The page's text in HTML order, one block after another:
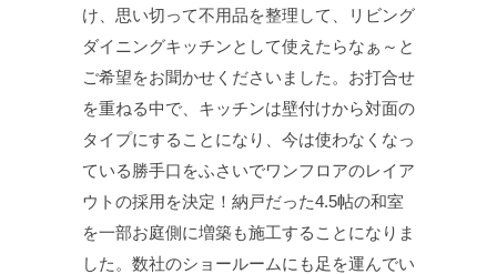
け、思い切って不用品を整理して、リビング
ダイニングキッチンとして使えたらなぁ～と
ご希望をお聞かせくださいました。お打合せ
を重ねる中で、キッチンは壁付けから対面の
タイプにすることになり、今は使わなくなっ
ている勝手口をふさいでワンフロアのレイア
ウトの採用を決定！納戸だった4.5帖の和室
を一部お庭側に増築も施工することになりま
した。数社のショールームにも足を運んでい